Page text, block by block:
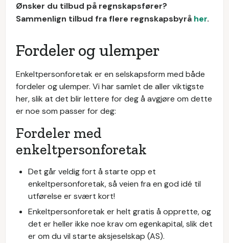
Ønsker du tilbud på regnskapsfører?
Sammenlign tilbud fra flere regnskapsbyrå her.
Fordeler og ulemper
Enkeltpersonforetak er en selskapsform med både
fordeler og ulemper. Vi har samlet de aller viktigste
her, slik at det blir lettere for deg å avgjøre om dette
er noe som passer for deg:
Fordeler med
enkeltpersonforetak
Det går veldig fort å starte opp et
enkeltpersonforetak, så veien fra en god idé til
utførelse er svært kort!
Enkeltpersonforetak er helt gratis å opprette, og
det er heller ikke noe krav om egenkapital, slik det
er om du vil starte aksjeselskap (AS).